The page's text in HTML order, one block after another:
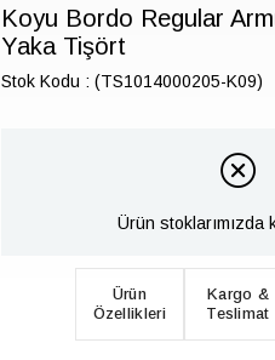
Koyu Bordo Regular
Yaka Tişört
Stok Kodu (TS1014000205-K09)
Ürün stoklarımızda
Ürün
Özellikleri
Kargo &
Teslimat